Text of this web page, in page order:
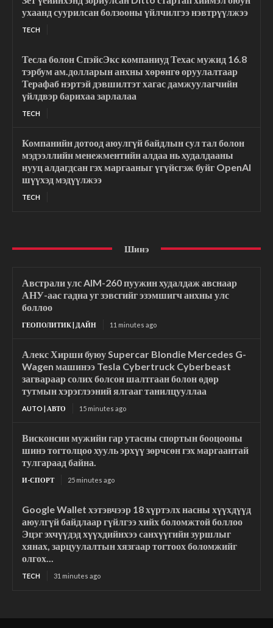
ухаанд суурилсан болзооны үйлчилгээ нэвтрүүлжээ
TECH
Тесла болон СпэйсЭкс компаниуд Техас мужид 16.8
тэрбум ам.долларын анхны хөрөнгө оруулалтаар
Терафаб нэртэй дэвшилтэт хагас дамжуулагчийн
үйлдвэр барихаа зарлалаа
TECH
Компанийн дотоод аюулгүй байдлын сул тал болон
мэдээллийн менежментийн алдаа нь худалдааны
нууц алдагдсан гэх маргааныг үгүйсгэж буйг OpenAI
шүүхэд мэдүүлжээ
TECH
Шинэ
Австрали улс AIM-260 пуужин худалдаж авснаар
АНУ-аас гадна уг зэвсгийг эзэмшигч анхны улс
боллоо
ГЕОПОЛИТИК | ДАЙН 11 minutes ago
Алекс Хирши буюу Supercar Blondie Mercedes G-
Wagen машинээ Tesla Cybertruck Cyberbeast
загвараар солих болсон шалтгаан болон өдөр
тутмын хэрэглээний ялгааг танилцууллаа
AUTO | АВТО 15 minutes ago
Висконсин мужийн гар утасны спортын бооцооны
шинэ тогтолцоо хууль эрхүү зөрчсөн гэх маргаантай
тулгараад байна.
И-СПОРТ 25 minutes ago
Google Wallet хэтэвчээр 18 хүртэлх насны хүүхдүүд
аюулгүй байдлаар гүйлгээ хийх боломжтой боллоо
Эцэг эхчүүдэд хүүхдийнхээ санхүүгийн зуршлыг
хянах, зарцуулалтын хязгаар тогтоох боломжийг
олгох...
TECH 31 minutes ago